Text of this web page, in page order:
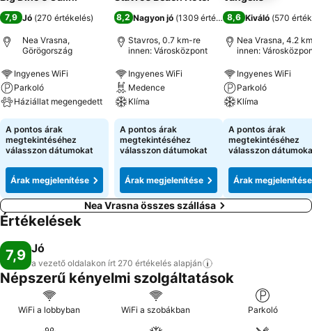
7,9 Jó (270 értékelés)
Nea Vrasna,
Görögország
Ingyenes WiFi
Parkoló
Háziállat megengedett
A pontos árak
megtekintéséhez
válasszon dátumokat
Árak megjelenítése
8,2 Nagyon jó (1309 értékelés)
Stavros, 0.7 km-re
innen: Városközpont
Ingyenes WiFi
Medence
Klíma
A pontos árak
megtekintéséhez
válasszon dátumokat
Árak megjelenítése
8,6 Kiváló (570
Nea Vrasna, 4.2
innen:
Ingyenes WiFi
Parkoló
Klíma
A pontos árak
megtekintéséhez
válasszon
Árak megjelenítése
Nea Vrasna összes szállása
Értékelések
7,9 Jó
a vezető oldalakon írt 270 értékelés alapján
Népszerű kényelmi szolgáltatások
WiFi a lobbyban WiFi a szobákban Parkoló